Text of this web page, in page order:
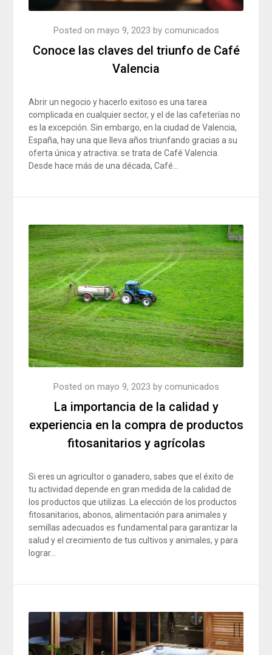
Conoce las claves del triunfo de Café
Valencia
Posted on mayo 9, 2023 by comunicados
Abrir un negocio y hacerlo exitoso es una tarea
complicada en cualquier sector, y el de las cafeterías no
es la excepción. Sin embargo, en la ciudad de Valencia,
España, hay una que lleva años triunfando gracias a su
oferta única y atractiva: se trata de Café Valencia.
Desde hace más de una década, Café…
La importancia de la calidad y
experiencia en la compra de productos
fitosanitarios y agrícolas
Posted on mayo 9, 2023 by comunicados
Si eres un agricultor o ganadero, sabes que el éxito de
tu actividad depende en gran medida de la calidad de
los productos que utilizas. La elección de los productos
fitosanitarios, abonos, alimentación para animales y
semillas adecuados es fundamental para garantizar la
salud y el crecimiento de tus cultivos y animales, y para
lograr…